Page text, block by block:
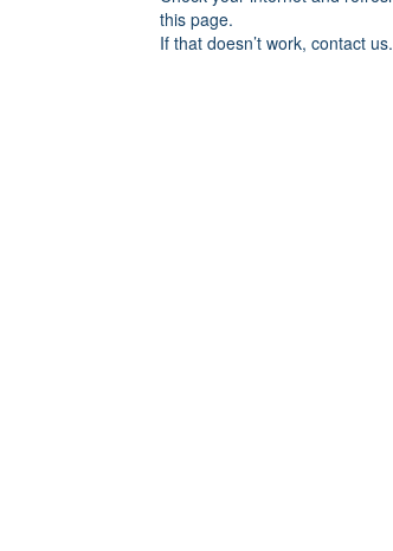
this page.
If that doesn’t work, contact us.